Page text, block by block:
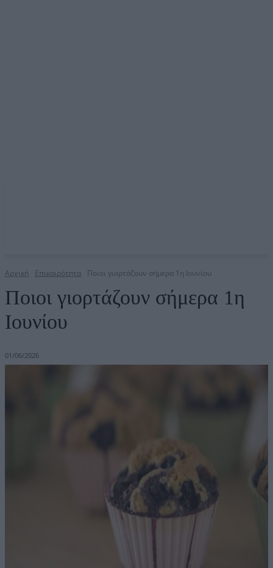
Αρχική Επικαιρότητα Ποιοι γιορτάζουν σήμερα 1η Ιουνίου
Ποιοι γιορτάζουν σήμερα 1η
Ιουνίου
01/06/2026